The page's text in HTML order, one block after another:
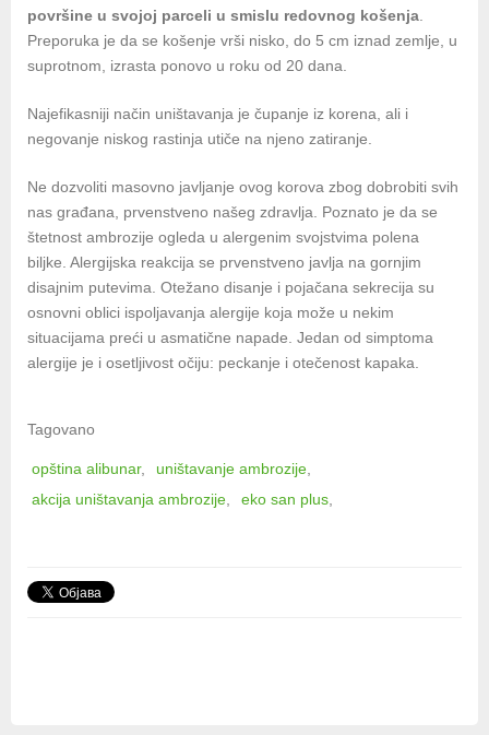
površine u svojoj parceli u smislu redovnog košenja
Preporuka je da se košenje vrši nisko, do 5 cm iznad zemlje, u
suprotnom, izrasta ponovo u roku od 20 dana.
Najefikasniji način uništavanja je čupanje iz korena, ali i
negovanje niskog rastinja utiče na njeno zatiranje.
Ne dozvoliti masovno javljanje ovog korova zbog dobrobiti svih
nas građana, prvenstveno našeg zdravlja. Poznato je da se
štetnost ambrozije ogleda u alergenim svojstvima polena
biljke. Alergijska reakcija se prvenstveno javlja na gornjim
disajnim putevima. Otežano disanje i pojačana sekrecija su
osnovni oblici ispoljavanja alergije koja može u nekim
situacijama preći u asmatične napade. Jedan od simptoma
alergije je i osetljivost očiju: peckanje i otečenost kapaka.
Tagovano
opština alibunar
uništavanje ambrozije
akcija uništavanja ambrozije
eko san plus